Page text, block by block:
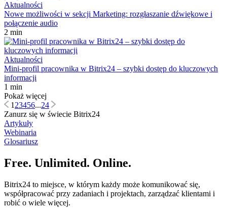
Aktualności
Nowe możliwości w sekcji Marketing: rozgłaszanie dźwiękowe i
połączenie audio
2 min
Aktualności
Mini-profil pracownika w Bitrix24 – szybki dostęp do kluczowych
informacji
1 min
Pokaż więcej
123456...24
Zanurz się w świecie Bitrix24
Artykuły
Webinaria
Glosariusz
Free. Unlimited. Online.
Bitrix24 to miejsce, w którym każdy może komunikować się,
współpracować przy zadaniach i projektach, zarządzać klientami i
robić o wiele więcej.